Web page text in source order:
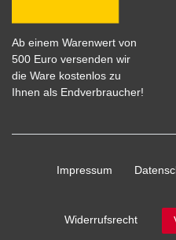
Ab einem Warenwert von
500 Euro versenden wir
die Ware kostenlos zu
Ihnen als Endverbraucher!
Impressum
Widerrufs­recht